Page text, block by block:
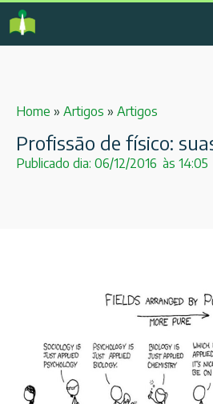
Home » Artigos » Artigos
Profissão de físico:
Publicado dia: 06/12/2016 às 14:05